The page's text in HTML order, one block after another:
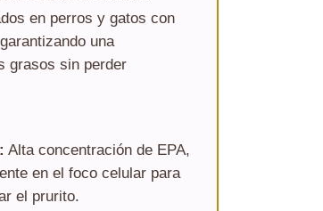
en perros y gatos con
una
grasos sin perder
Alta concentración de EPA,
en el foco celular para
el prurito.